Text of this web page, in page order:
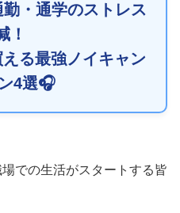
勤・通学のストレス
！
る最強ノイキャン
4選🎧
での生活がスタートする皆